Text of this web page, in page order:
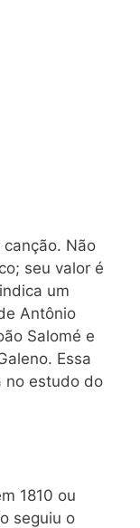
Não
seu valor é
um
Antônio
Salomé e
Essa
no estudo do
1810 ou
seguiu o